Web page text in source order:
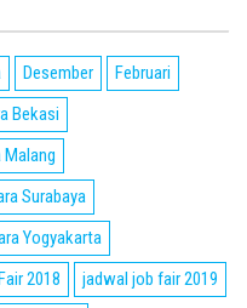
Desember
Februari
Bekasi
Surabaya
Yogyakarta
2018
jadwal job fair 2019